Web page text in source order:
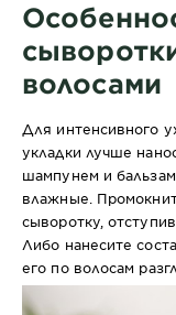
волосами
­Для интенсивного
укладки лучше
шампунем и
влажные.
сыворотку,
Либо нанесите
его по волосам